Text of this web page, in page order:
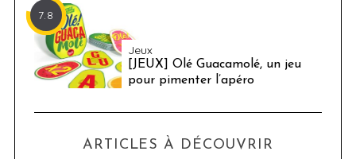
7.8
Jeux
[JEUX] Olé Guacamolé, un jeu
pour pimenter l’apéro
ARTICLES À DÉCOUVRIR